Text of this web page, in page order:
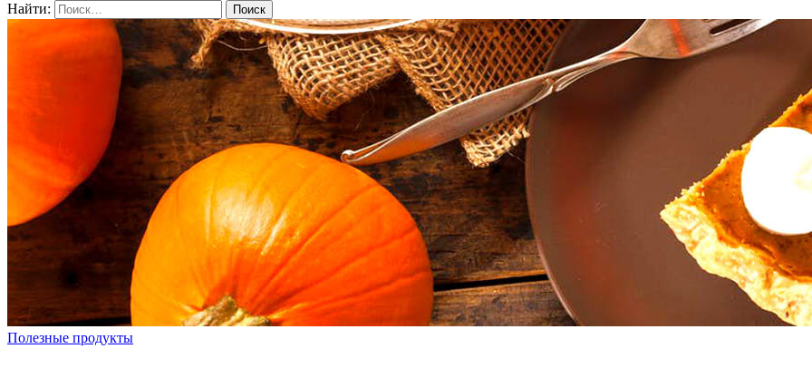
Найти:
Полезные продукты